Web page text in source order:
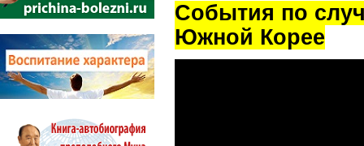
Cобытия по
Южной Корее